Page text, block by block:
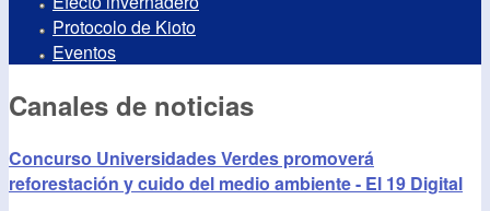
Protocolo de Kioto
Eventos
Canales de noticias
Concurso Universidades Verdes promoverá
reforestación y cuido del medio ambiente - El 19 Digital